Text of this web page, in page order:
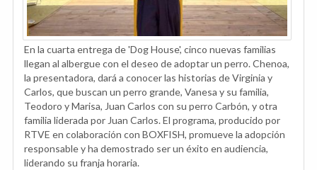
En la cuarta entrega de 'Dog House', cinco nuevas familias
llegan al albergue con el deseo de adoptar un perro. Chenoa,
la presentadora, dará a conocer las historias de Virginia y
Carlos, que buscan un perro grande, Vanesa y su familia,
Teodoro y Marisa, Juan Carlos con su perro Carbón, y otra
familia liderada por Juan Carlos. El programa, producido por
RTVE en colaboración con BOXFISH, promueve la adopción
responsable y ha demostrado ser un éxito en audiencia,
liderando su franja horaria.